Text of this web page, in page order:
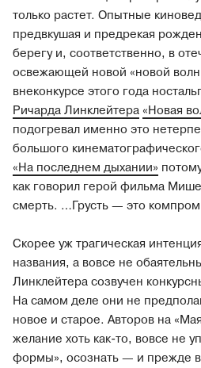
только растет. Опытные
предвкушая и предрекая
берегу и, соответственно, в
освежающей новой «новой
внеконкурсе этого года
Ричарда Линклейтера «Новая
подогревал именно это
большого
«На последнем дыхании»
как говорил герой фильма
смерть. …Грусть — это
Скорее уж трагическая
названия, а вовсе не
Линклейтера созвучен
На самом деле они не
новое и старое. Авторов на
желание хоть как-то, вовсе не
формы», осознать — и прежде